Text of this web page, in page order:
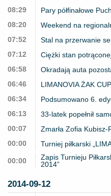
08:29
Pary półfinałowe
08:20
Weekend na
07:52
Stal na przerwanie
07:12
Ciężki stan
06:58
Okradają auta
06:46
LIMANOVIA ŻAK
06:34
Podsumowano 6.
06:13
33-latek popełnił
00:07
Zmarła Zofia Kubisz-
00:00
Turniej piłkarski
00:00
Zapis Turnieju
2014”
2014-09-12